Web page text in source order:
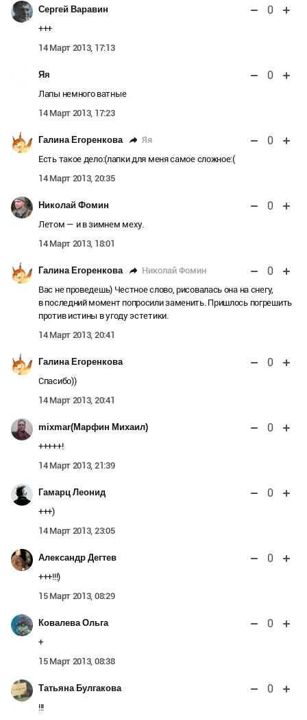
Сергей Варавин 0
+++
14 Март 2013, 17:13
Яя 0
Лапы немного ватные
14 Март 2013, 17:23
Галина Егоренкова Яя 0
Есть такое дело:(лапки для меня самое сложное:(
14 Март 2013, 20:35
Николай Фомин 0
Летом — и в зимнем меху.
14 Март 2013, 18:01
Галина Егоренкова Николай Фомин 0
Вас не проведешь) Честное слово, рисовалась она на снегу,
в последний момент попросили заменить. Пришлось погрешить
против истины в угоду эстетики.
14 Март 2013, 20:41
Галина Егоренкова 0
Спасибо))
14 Март 2013, 20:41
mixmar(Марфин Михаил) 0
+++++!
14 Март 2013, 21:39
Гамарц Леонид 0
+++)
14 Март 2013, 23:05
Александр Дегтев 0
+++!!!)
15 Март 2013, 08:29
Ковалева Ольга 0
+
15 Март 2013, 08:38
Татьяна Булгакова 0
!!!